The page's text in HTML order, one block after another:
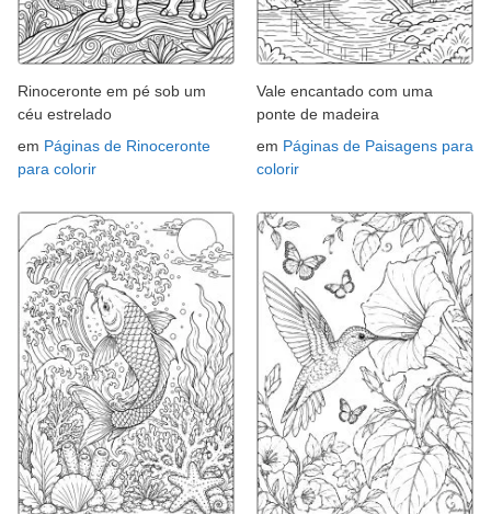
Rinoceronte em pé sob um
céu estrelado
em Páginas de Rinoceronte
para colorir
Vale encantado com uma
ponte de madeira
em Páginas de Paisagens para
colorir